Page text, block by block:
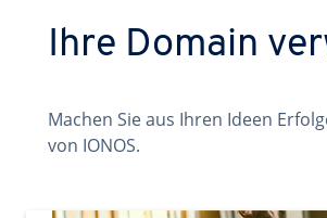
Ihre Domain
Machen Sie aus Ihren Ideen
von IONOS.